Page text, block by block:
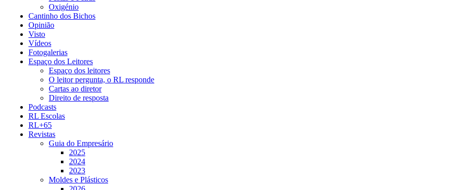
Oxigénio
Cantinho dos Bichos
Opinião
Visto
Vídeos
Fotogalerias
Espaço dos Leitores
Espaço dos leitores
O leitor pergunta, o RL responde
Cartas ao diretor
Direito de resposta
Podcasts
RL Escolas
RL+65
Revistas
Guia do Empresário
2025
2024
2023
Moldes e Plásticos